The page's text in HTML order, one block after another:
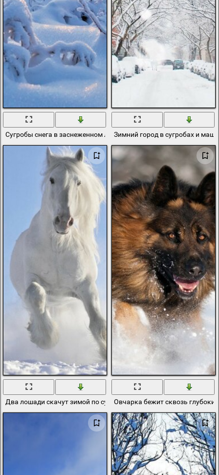
Сугробы снега в заснеженном лесуЗимний город в сугробах и
Два лошади скачут зимой по сугробамОвчарка бежит сквозь